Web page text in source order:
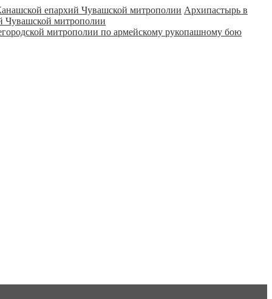
Архипастырь в
Чувашской митрополии
митрополии по армейскому рукопашному бою